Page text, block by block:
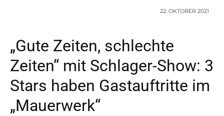
22. OKTOBER 2021
„Gute Zeiten, schlechte
Zeiten“ mit Schlager-Show: 3
Stars haben Gastauftritte im
„Mauerwerk“